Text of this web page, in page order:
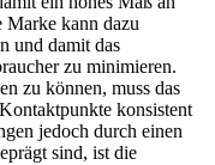
Marke kann dazu
und damit das
zu minimieren.
zu können, muss das
konsistent
jedoch durch einen
sind, ist die